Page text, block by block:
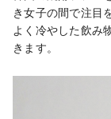
き女子の間で注目
よく冷やした飲み
きます。